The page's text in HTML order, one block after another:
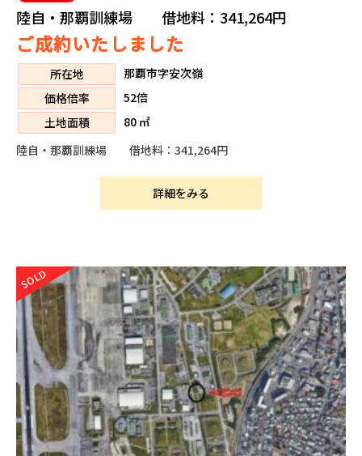
陸自・那覇訓練場 借地料：341,264円
ご成約いたしました
所在地
那覇市字安次嶺
価格倍率
52倍
土地面積
80 ㎡
陸自・那覇訓練場 借地料：341,264円
詳細をみる
SOLD